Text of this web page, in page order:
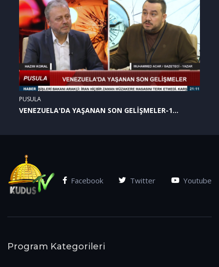
PUSULA
VENEZUELA'DA YAŞANAN SON GELİŞMELER-1
Facebook Twitter Youtube
Program Kategorileri